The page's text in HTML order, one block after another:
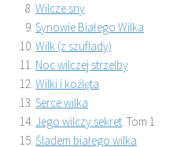
Wilcze sny
Synowie Białego Wilka
Wilk (z szuflady)
Noc wilczej strzelby
Wilki i koźlęta
Serce wilka
Jego wilczy sekret. Tom 1
Śladem białego wilka